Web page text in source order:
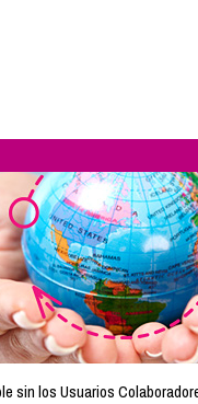
sin los Usuarios